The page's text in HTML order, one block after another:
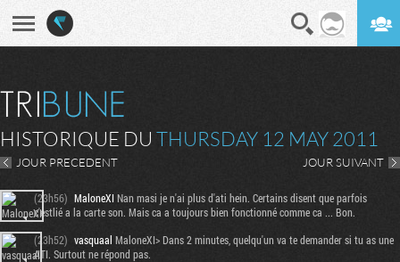
HISTORIQUE DU THURSDAY 12 MAY 2011
JOUR PRECEDENT JOUR SUIVANT
(23h56) MaloneXI Nan masi je n'ai plus d'ati hein. Certains disent que parfois
c'estlié a la carte son. Mais ca a toujours bien fonctionné comme ca ... Bon.
(23h52) vasquaal MaloneXI> Dans 2 minutes, quelqu'un va te demander si tu as une
ATI. Surtout ne répond pas.